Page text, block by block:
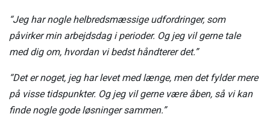
“Jeg har nogle helbredsmæssige udfordringer, som
påvirker min arbejdsdag i perioder. Og jeg vil gerne tale
med dig om, hvordan vi bedst håndterer det.”
“Det er noget, jeg har levet med længe, men det fylder mere
på visse tidspunkter. Og jeg vil gerne være åben, så vi kan
finde nogle gode løsninger sammen.”